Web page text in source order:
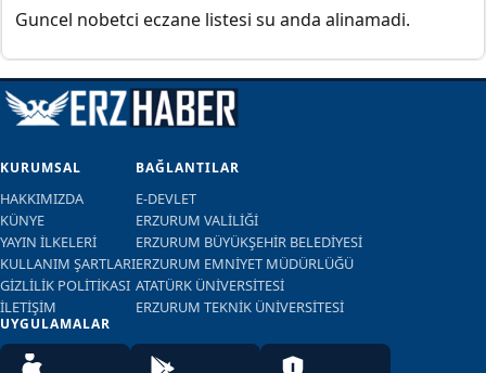
Guncel nobetci eczane listesi su anda alinamadi.
KURUMSAL
HAKKIMIZDA
KÜNYE
YAYIN İLKELERİ
KULLANIM ŞARTLARI
GİZLİLİK POLİTİKASI
İLETİŞİM
BAĞLANTILAR
E-DEVLET
ERZURUM VALİLİĞİ
ERZURUM BÜYÜKŞEHİR BELEDİYESİ
ERZURUM EMNİYET MÜDÜRLÜĞÜ
ATATÜRK ÜNİVERSİTESİ
ERZURUM TEKNİK ÜNİVERSİTESİ
UYGULAMALAR